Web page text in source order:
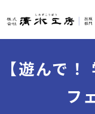
【遊んで
フ